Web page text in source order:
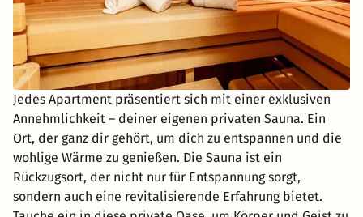
Jedes Apartment präsentiert sich mit einer exklusiven
Annehmlichkeit – deiner eigenen privaten Sauna. Ein
Ort, der ganz dir gehört, um dich zu entspannen und die
wohlige Wärme zu genießen. Die Sauna ist ein
Rückzugsort, der nicht nur für Entspannung sorgt,
sondern auch eine revitalisierende Erfahrung bietet.